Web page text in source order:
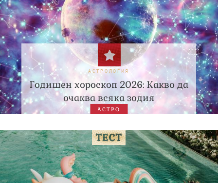
АСТРОЛОГИЯ
Годишен хороскоп 2026: Какво да
очаква всяка зодия
АСТРО